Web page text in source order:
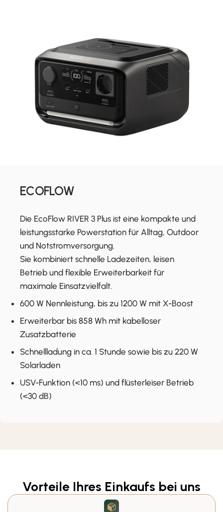
ECOFLOW
Die EcoFlow RIVER 3 Plus ist eine kompakte und
leistungsstarke Powerstation für Alltag, Outdoor
und Notstromversorgung.
Sie kombiniert schnelle Ladezeiten, leisen
Betrieb und flexible Erweiterbarkeit für
maximale Einsatzvielfalt.
600 W Nennleistung, bis zu 1200 W mit X-Boost
Erweiterbar bis 858 Wh mit kabelloser
Zusatzbatterie
Schnellladung in ca. 1 Stunde sowie bis zu 220 W
Solarladen
USV-Funktion (<10 ms) und flüsterleiser Betrieb
(<30 dB)
Vorteile Ihres Einkaufs bei uns